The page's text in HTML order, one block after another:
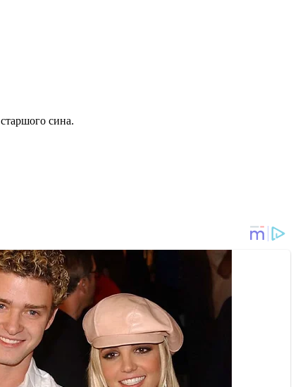
старшого сина.